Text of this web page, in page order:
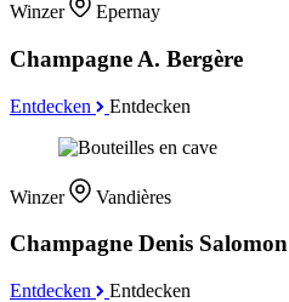
Winzer Epernay
Champagne A. Bergère
Entdecken Entdecken
Winzer Vandières
Champagne Denis Salomon
Entdecken Entdecken